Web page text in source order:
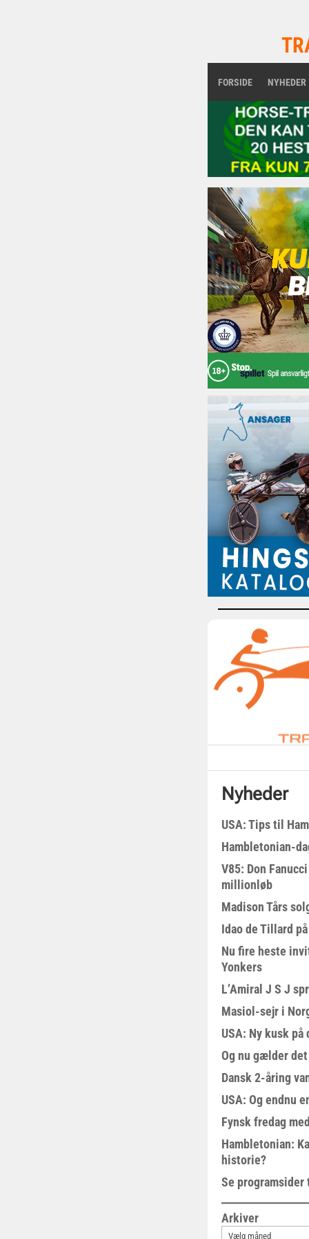
FORSIDE NYHEDER
Nyheder
USA: Tips til
Hambletonian-
V85: Don
millionløb
Madison Tårs
Idao de Tillard
Nu fire heste
Yonkers
L’Amiral J S J
Masiol-sejr i
USA: Ny kusk på
Og nu gælder
Dansk 2-åring
USA: Og endnu
Fynsk fredag
Hambletonian:
historie?
Se
Arkiver